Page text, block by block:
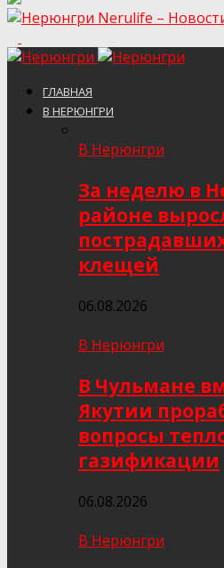
Nerulife –
ГЛАВНАЯ
В НЕРЮНГРИ
В Нерюнгри
За неделю в
районе
клещей
06.08.2026
В Нерюнгри
В Чульмане
Якутии
вопросы
газификации
06.08.2026
В Нерюнгри